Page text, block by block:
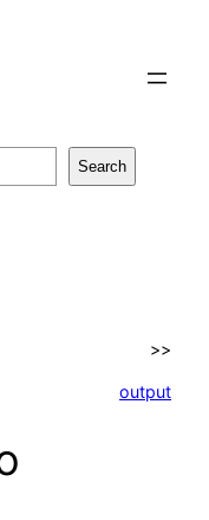
Search
>>
output